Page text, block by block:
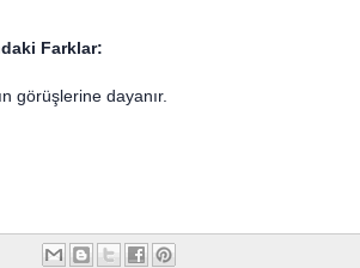
Farklar:
görüşlerine dayanır.